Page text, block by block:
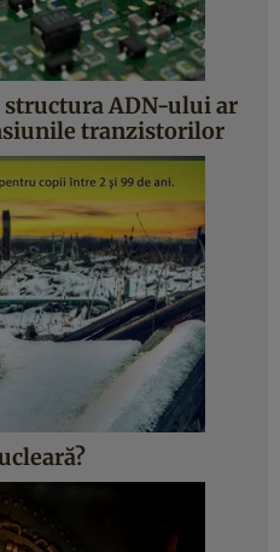
ADN-ului ar
tranzistorilor